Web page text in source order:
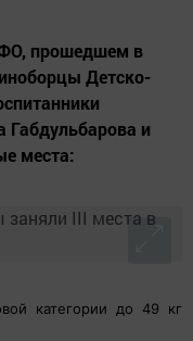
прошедшем в
Детско-
Габдульбарова и
места:
категории до 49 кг